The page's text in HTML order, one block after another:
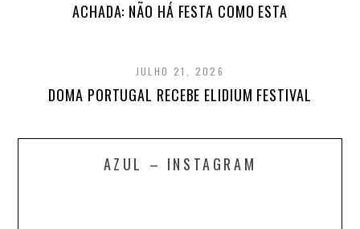
ACHADA: NÃO HÁ FESTA COMO ESTA
JULHO 21, 2026
DOMA PORTUGAL RECEBE ELIDIUM FESTIVAL
AZUL – INSTAGRAM